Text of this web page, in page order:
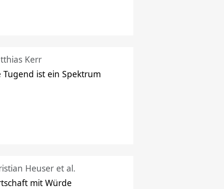
Kerr
Tugend ist ein Spektrum
Heuser et al.
mit Würde